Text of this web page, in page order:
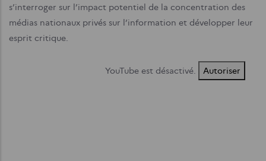
s’interroger sur l’impact potentiel de la concentration des
médias nationaux privés sur l’information et développer leur
esprit critique.
YouTube est désactivé. Autoriser